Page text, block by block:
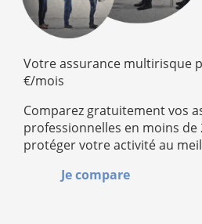
Votre assurance multirisque
€/mois
Comparez gratuitement vos
professionnelles en moins
protéger votre activité au
Je compare